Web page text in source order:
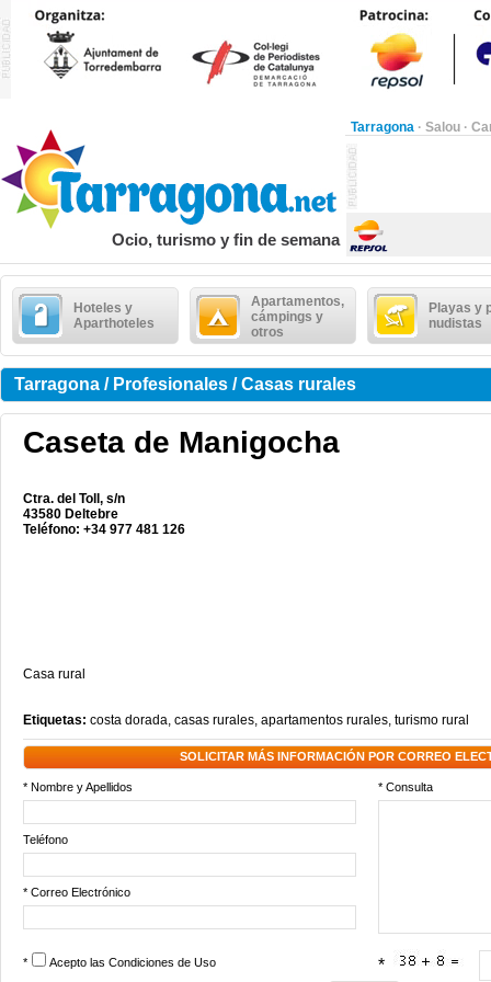
Tarragona · Salou ·
Ocio, turismo y fin de semana
Hoteles y
Aparthoteles
Apartamentos,
cámpings y
otros
Playas y
nudistas
Tarragona / Profesionales / Casas rurales
Caseta de Manigocha
Ctra. del Toll, s/n
43580 Deltebre
Teléfono: +34 977 481 126
Casa rural
Etiquetas: costa dorada, casas rurales, apartamentos rurales, turismo rural
SOLICITAR MÁS INFORMACIÓN POR CORREO
* Nombre y Apellidos * Consulta
Teléfono
* Correo Electrónico
* Acepto las Condiciones de Uso *